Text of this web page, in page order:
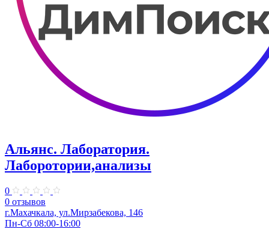
Альянс. Лаборатория.
Лаборотории,анализы
0
0 отзывов
г.Махачкала, ​ул.Мирзабекова, 146
Пн-Сб 08:00-16:00